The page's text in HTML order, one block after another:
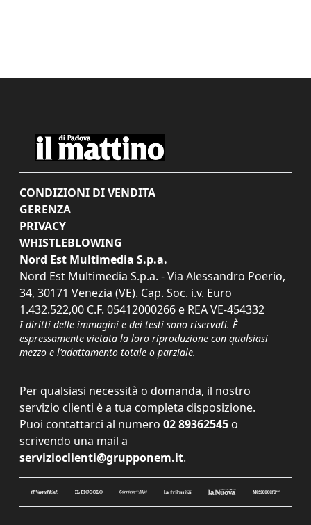
CONDIZIONI DI VENDITA
GERENZA
PRIVACY
WHISTLEBLOWING
Nord Est Multimedia S.p.a.
Nord Est Multimedia S.p.a. - Via Alessandro Poerio,
34, 30171 Venezia (VE). Cap. Soc. i.v. Euro
1.432.522,00 C.F. 05412000266 e REA VE-454332
I diritti delle immagini e dei testi sono riservati. È
espressamente vietata la loro riproduzione con qualsiasi
mezzo e l'adattamento totale o parziale.
Per qualsiasi necessità o domanda, il nostro
servizio clienti è a tua completa disposizione.
Puoi contattarci al numero 02 89362545 o
scrivendo una mail a
servizioclienti@grupponem.it.